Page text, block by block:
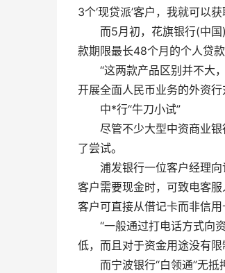
3个‘现贷派’客户，我就可以
而5月初，花旗银行(中
款期限最长48个月的个人贷款
“这两款产品区别并不大
开展全面人民币业务的外资
中*行“牛刀小试”
尽管不少大型中资商业
了尝试。
浦发银行一位客户经理向
客户需要现金时，可致电客
客户可直接从借记卡而非信用
“一般通过打电话方式向
低，而且对于资金用途没有限
而宁波银行“白领通”无